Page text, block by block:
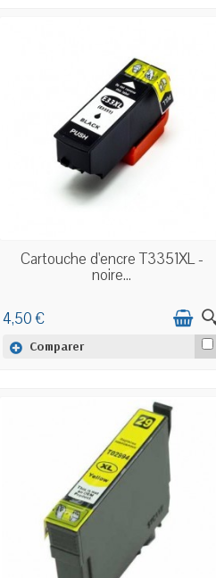
EN STOCK
Cartouche d'encre T3351XL -
noire...
4,50 €
Comparer